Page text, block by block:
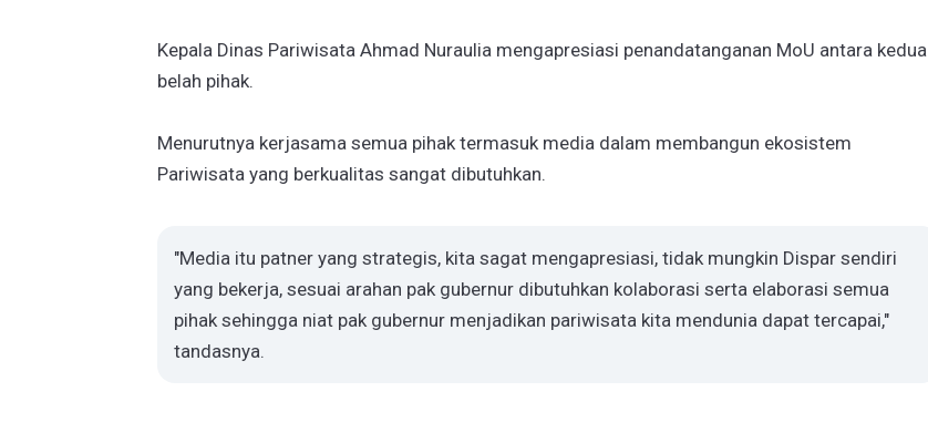
Kepala Dinas Pariwisata Ahmad Nuraulia mengapresiasi penandatanganan MoU antara kedua
belah pihak.
Menurutnya kerjasama semua pihak termasuk media dalam membangun ekosistem
Pariwisata yang berkualitas sangat dibutuhkan.
"Media itu patner yang strategis, kita sagat mengapresiasi, tidak mungkin Dispar sendiri
yang bekerja, sesuai arahan pak gubernur dibutuhkan kolaborasi serta elaborasi semua
pihak sehingga niat pak gubernur menjadikan pariwisata kita mendunia dapat tercapai,"
tandasnya.